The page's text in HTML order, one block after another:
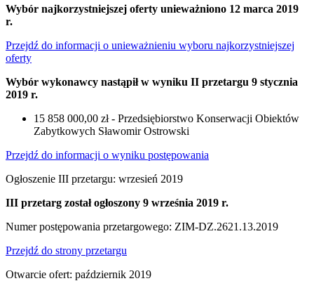
Wybór najkorzystniejszej oferty unieważniono 12 marca 2019
r.
Przejdź do informacji o unieważnieniu wyboru najkorzystniejszej
oferty
Wybór wykonawcy nastąpił w wyniku II przetargu 9 stycznia
2019 r.
15 858 000,00 zł - Przedsiębiorstwo Konserwacji Obiektów
Zabytkowych Sławomir Ostrowski
Przejdź do informacji o wyniku postępowania
Ogłoszenie III przetargu: wrzesień 2019
III przetarg został ogłoszony 9 września 2019 r.
Numer postępowania przetargowego: ZIM-DZ.2621.13.2019
Przejdź do strony przetargu
Otwarcie ofert: październik 2019